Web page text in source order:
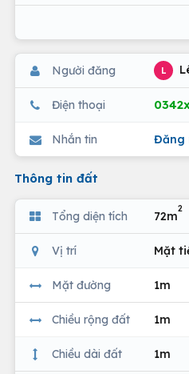
Người đăng L
Điện thoại
Nhắn tin Đăng
Thông tin đất
Tổng diện tích 72m
2
Vị trí Mặt
Mặt đường 1m
Chiều rộng đất 1m
Chiều dài đất 1m